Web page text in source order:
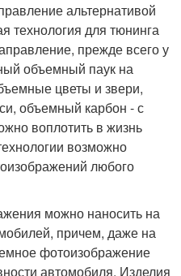
альтернативой
технология для тюнинга
прежде всего у
объемный паук на
цветы и звери,
объемный карбон - с
воплотить в жизнь
возможно
любого
можно наносить на
причем, даже на
фотоизображение
автомобиля. Изделия